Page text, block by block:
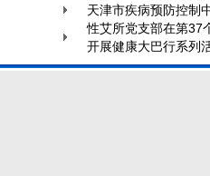
天津市疾病预防控制
性艾所党支部在第37
开展健康大巴行系列